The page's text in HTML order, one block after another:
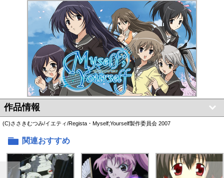
作品情報
(C)ささきむつみ/イエティ/Regista・Myself;Yourself製作委員会 2007
関連おすすめ